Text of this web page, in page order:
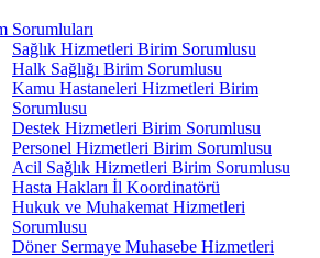
Sorumluları
Sağlık Hizmetleri Birim Sorumlusu
Halk Sağlığı Birim Sorumlusu
Kamu Hastaneleri Hizmetleri Birim
Sorumlusu
Destek Hizmetleri Birim Sorumlusu
Personel Hizmetleri Birim Sorumlusu
Acil Sağlık Hizmetleri Birim Sorumlusu
Hasta Hakları İl Koordinatörü
Hukuk ve Muhakemat Hizmetleri
Sorumlusu
Döner Sermaye Muhasebe Hizmetleri